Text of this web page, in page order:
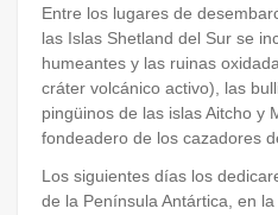
Entre los lugares de
las Islas Shetland del Sur se
humeantes y las ruinas
cráter volcánico activo), las
pingüinos de las islas Aitcho y
fondeadero de los cazadores
Los siguientes días los
de la Península Antártica, en